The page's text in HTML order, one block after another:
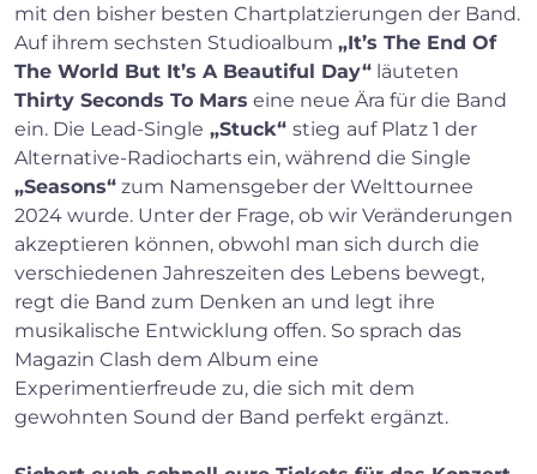
mit den bisher besten Chartplatzierungen der Band.
Auf ihrem sechsten Studioalbum „It’s The End Of
The World But It’s A Beautiful Day“ läuteten
Thirty Seconds To Mars eine neue Ära für die Band
ein. Die Lead-Single „Stuck“ stieg auf Platz 1 der
Alternative-Radiocharts ein, während die Single
„Seasons“ zum Namensgeber der Welttournee
2024 wurde. Unter der Frage, ob wir Veränderungen
akzeptieren können, obwohl man sich durch die
verschiedenen Jahreszeiten des Lebens bewegt,
regt die Band zum Denken an und legt ihre
musikalische Entwicklung offen. So sprach das
Magazin Clash dem Album eine
Experimentierfreude zu, die sich mit dem
gewohnten Sound der Band perfekt ergänzt.